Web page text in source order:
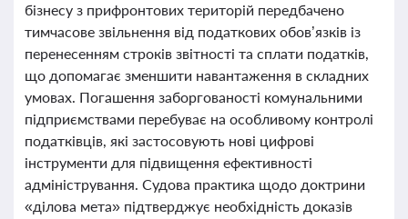
бізнесу з прифронтових територій передбачено
тимчасове звільнення від податкових обов’язків із
перенесенням строків звітності та сплати податків,
що допомагає зменшити навантаження в складних
умовах. Погашення заборгованості комунальними
підприємствами перебуває на особливому контролі
податківців, які застосовують нові цифрові
інструменти для підвищення ефективності
адміністрування. Судова практика щодо доктрини
«ділова мета» підтверджує необхідність доказів